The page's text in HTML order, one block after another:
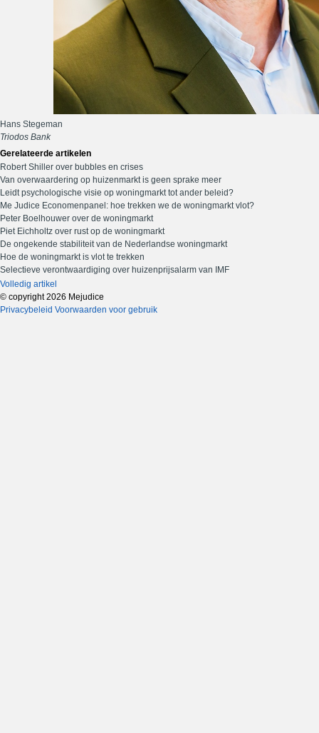
Hans Stegeman
Triodos Bank
Gerelateerde artikelen
Robert Shiller over bubbles en crises
Van overwaardering op huizenmarkt is geen sprake meer
Leidt psychologische visie op woningmarkt tot ander beleid?
Me Judice Economenpanel: hoe trekken we de woningmarkt vlot?
Peter Boelhouwer over de woningmarkt
Piet Eichholtz over rust op de woningmarkt
De ongekende stabiliteit van de Nederlandse woningmarkt
Hoe de woningmarkt is vlot te trekken
Selectieve verontwaardiging over huizenprijsalarm van IMF
Volledig artikel
© copyright 2026 Mejudice
Privacybeleid Voorwaarden voor gebruik